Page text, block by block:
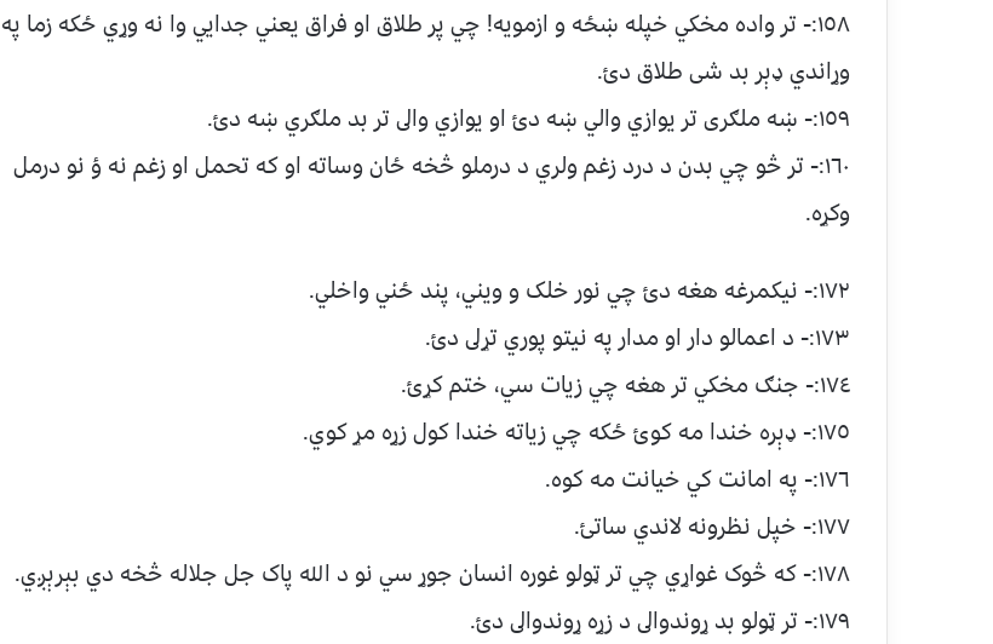
١٥٨:- تر واده مخکي خپله ښځه و ازمويه! چي پر طلاق او فراق يعني جدايي وا نه وړي ځکه زما په
وړاندي ډېر بد شى طلاق دئ.
١٥٩:- ښه ملګرى تر يوازي والي ښه دئ او يوازي والى تر بد ملګري ښه دئ.
١٦٠:- تر څو چي بدن د درد زغم ولري د درملو څخه ځان وساته او که تحمل او زغم نه ؤ نو درمل
وکړه.
١٧٢:- نيکمرغه هغه دئ چي نور خلک و ويني، پند ځني واخلي.
١٧٣:- د اعمالو دار او مدار په نيتو پوري تړلى دئ.
١٧٤:- جنګ مخکي تر هغه چي زيات سي، ختم کړئ.
١٧٥:- ډېره خندا مه کوئ ځکه چي زياته خندا کول زړه مړ کوي.
١٧٦:- په امانت کي خيانت مه کوه.
١٧٧:- خپل نظرونه لاندي ساتئ.
١٧٨:- که څوک غواړي چي تر ټولو غوره انسان جوړ سي نو د الله پاک جل جلاله څخه دي بېرېږي.
١٧٩:- تر ټولو بد ړوندوالى د زړه ړوندوالى دئ.